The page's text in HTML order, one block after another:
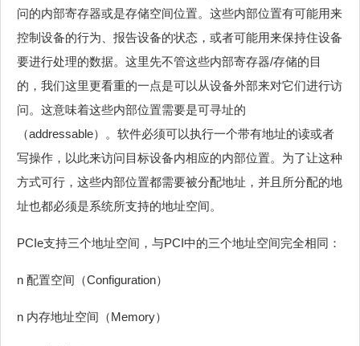
问的内部寄存器或是存储空间位置。这些内部位置有可能用来
控制设备的行为、报告设备的状态，或者可能用来保持住设备
要进行处理的数据。这里先不管这些内部寄存器/存储的目
的，我们这里更看重的一点是可以从设备外部来对它们进行访
问。这意味着这些内部位置需要是可寻址的
（addressable）。软件必须可以执行一个带有地址的读或者
写操作，以此来访问目标设备内相应的内部位置。为了让这种
方式可行，这些内部位置都需要被分配地址，并且所分配的地
址也都必须是系统所支持的地址空间。
PCIe支持三个地址空间，与PCI中的三个地址空间完全相同：
n 配置空间（Configuration）
n 内存地址空间（Memory）